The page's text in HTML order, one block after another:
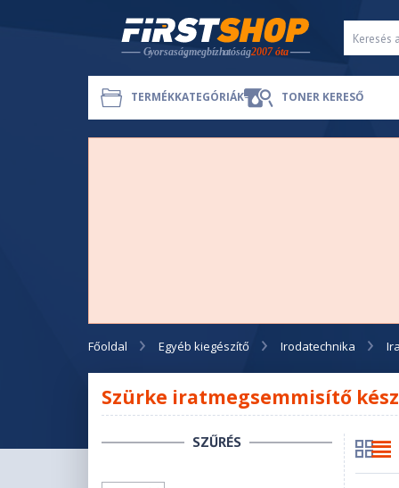
TERMÉKKATEGÓRIÁK TONER KERESŐ
Főoldal Egyéb kiegészítő Irodatechnika
Szürke iratmegsemmisítő
SZŰRÉS